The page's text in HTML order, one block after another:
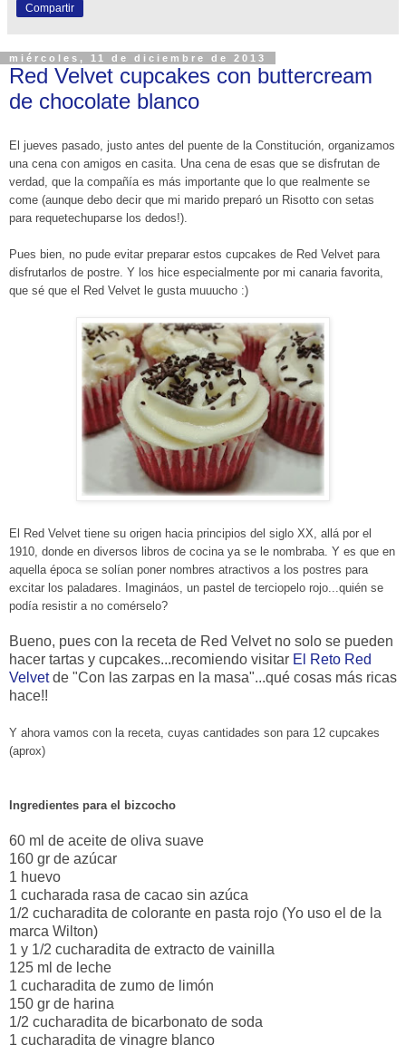
Compartir
miércoles, 11 de diciembre de 2013
Red Velvet cupcakes con buttercream
de chocolate blanco
El jueves pasado, justo antes del puente de la Constitución, organizamos
una cena con amigos en casita. Una cena de esas que se disfrutan de
verdad, que la compañía es más importante que lo que realmente se
come (aunque debo decir que mi marido preparó un Risotto con setas
para requetechuparse los dedos!).
Pues bien, no pude evitar preparar estos cupcakes de Red Velvet para
disfrutarlos de postre. Y los hice especialmente por mi canaria favorita,
que sé que el Red Velvet le gusta muuucho :)
El Red Velvet tiene su origen hacia principios del siglo XX, allá por el
1910, donde en diversos libros de cocina ya se le nombraba. Y es que en
aquella época se solían poner nombres atractivos a los postres para
excitar los paladares. Imagináos, un pastel de terciopelo rojo...quién se
podía resistir a no comérselo?
Bueno, pues con la receta de Red Velvet no solo se pueden
hacer tartas y cupcakes...recomiendo visitar El Reto Red
Velvetde "Con las zarpas en la masa"...qué cosas más ricas
hace!!
Y ahora vamos con la receta, cuyas cantidades son para 12 cupcakes
(aprox)
Ingredientes para el bizcocho
60 ml de aceite de oliva suave
160 gr de azúcar
1 huevo
1 cucharada rasa de cacao sin azúca
1/2 cucharadita de colorante en pasta rojo (Yo uso el de la
marca Wilton)
1 y 1/2 cucharadita de extracto de vainilla
125 ml de leche
1 cucharadita de zumo de limón
150 gr de harina
1/2 cucharadita de bicarbonato de soda
1 cucharadita de vinagre blanco